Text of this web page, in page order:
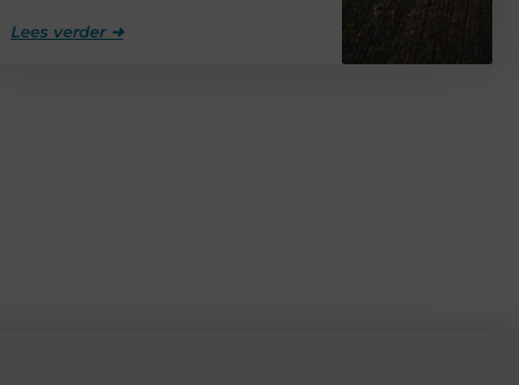
Lees verder ➜